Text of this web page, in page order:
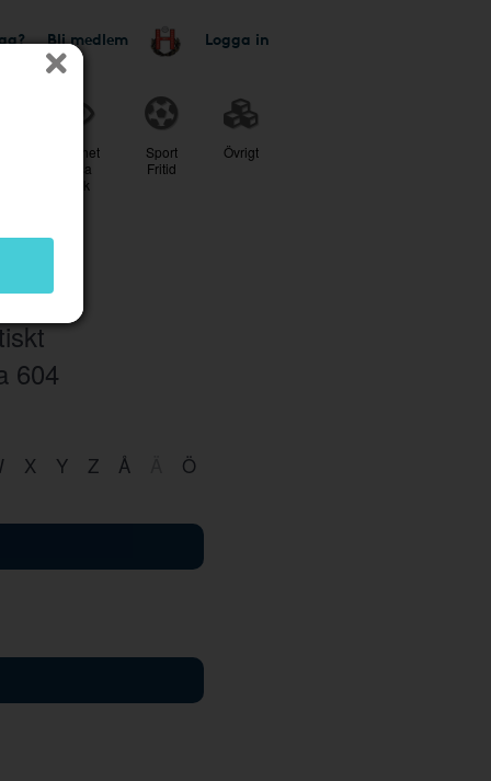
Bli medlem Logga in
Skönhet
Hälsa
Optik
Sport
Fritid
Övrigt
604
X Y Z Å Ö